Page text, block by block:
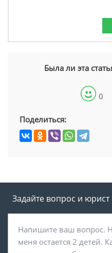
Была ли эта
0
Поделиться:
Задайте вопрос и юрист